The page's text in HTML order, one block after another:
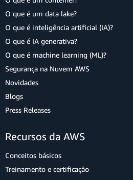
O que é um data lake?
O que é inteligência artificial (IA)?
O que é IA generativa?
O que é machine learning (ML)?
Segurança na Nuvem AWS
Novidades
Blogs
Press Releases
Recursos da AWS
Conceitos básicos
Treinamento e certificação